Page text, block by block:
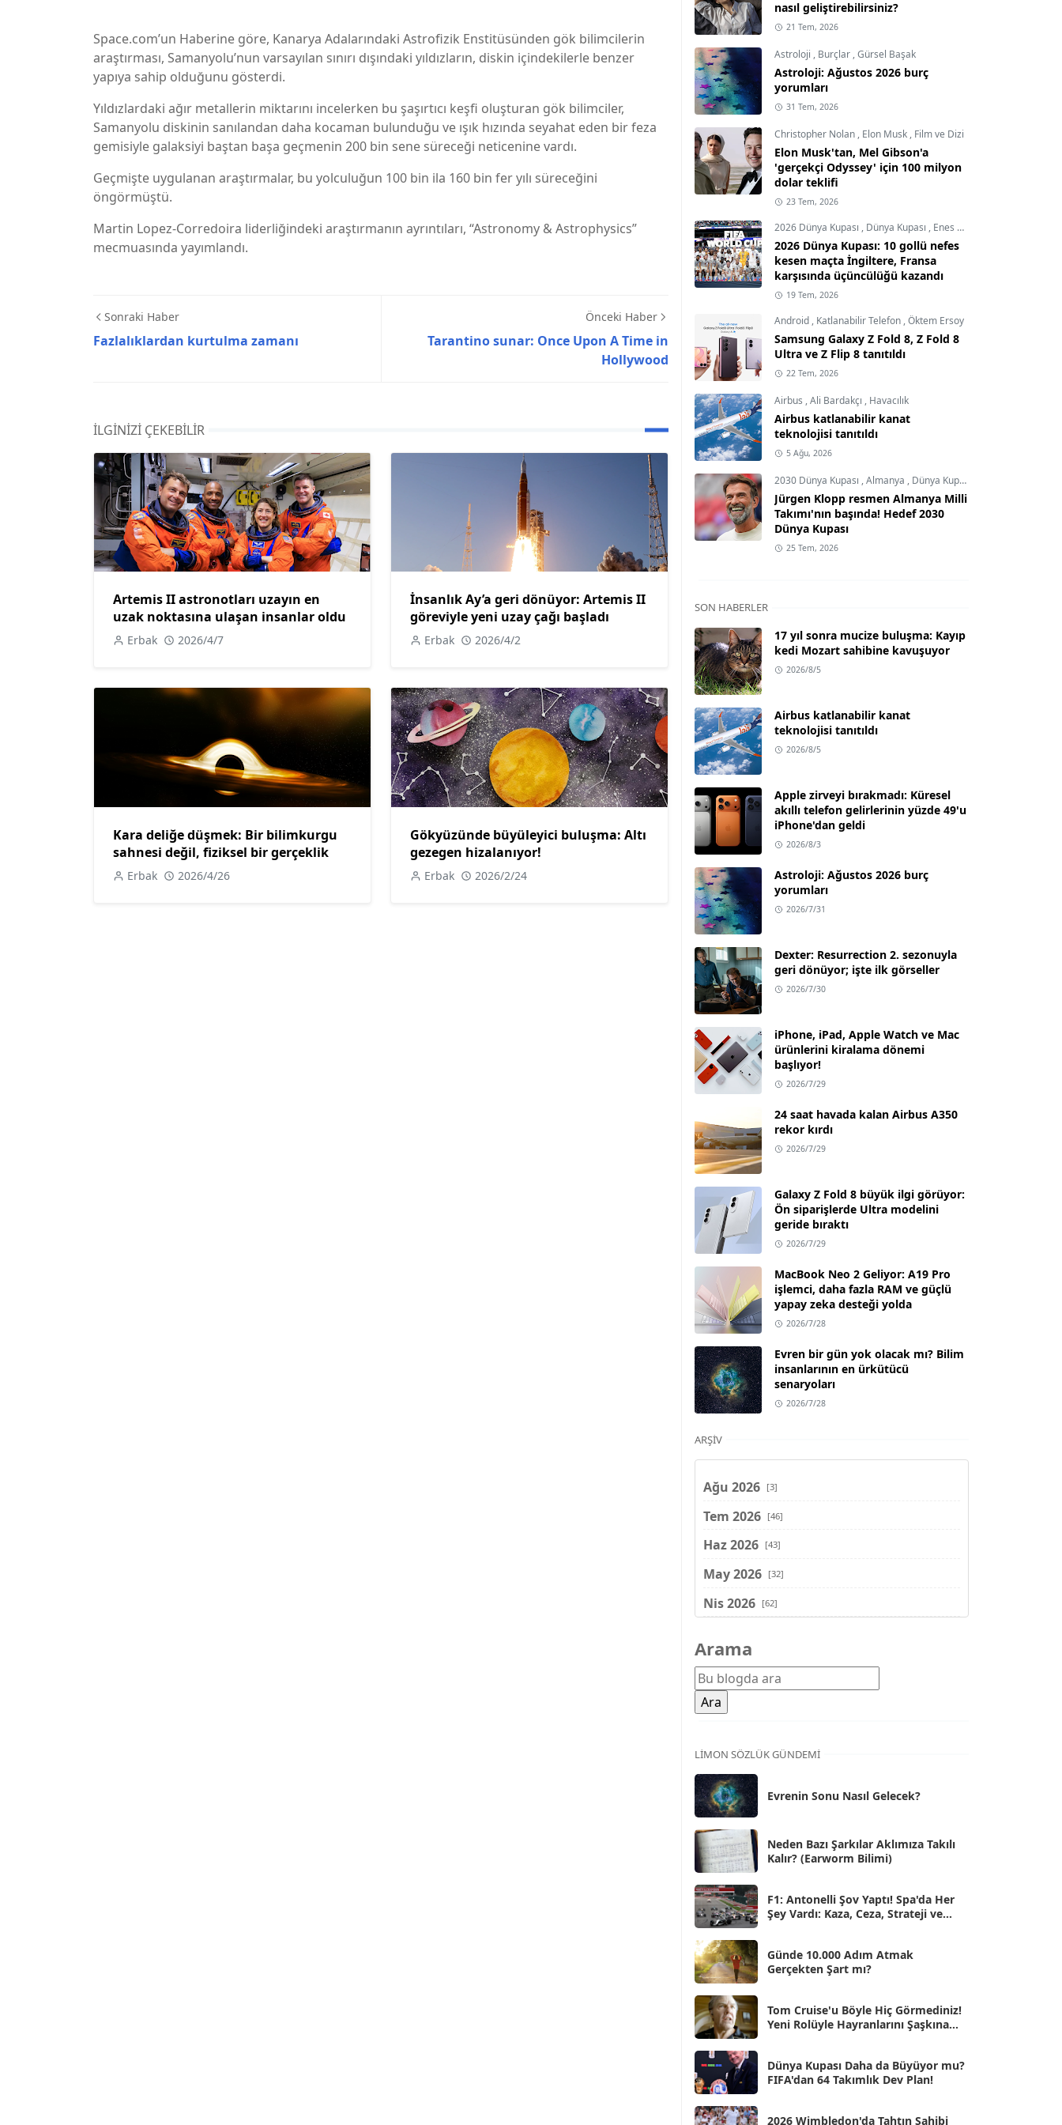
Space.com’un Haberine göre, Kanarya Adalarındaki Astrofizik Enstitüsünden gök bilimcilerin
araştırması, Samanyolu’nun varsayılan sınırı dışındaki yıldızların, diskin içindekilerle benzer
yapıya sahip olduğunu gösterdi.
Yıldızlardaki ağır metallerin miktarını incelerken bu şaşırtıcı keşfi oluşturan gök bilimciler,
Samanyolu diskinin sanılandan daha kocaman bulunduğu ve ışık hızında seyahat eden bir feza
gemisiyle galaksiyi baştan başa geçmenin 200 bin sene süreceği neticenine vardı.
Geçmişte uygulanan araştırmalar, bu yolculuğun 100 bin ila 160 bin fer yılı süreceğini
öngörmüştü.
Martin Lopez-Corredoira liderliğindeki araştırmanın ayrıntıları, “Astronomy & Astrophysics”
mecmuasında yayımlandı.
Sonraki Haber
Fazlalıklardan kurtulma zamanı
Önceki Haber
Tarantino sunar: Once Upon A Time in
Hollywood
İLGINIZI ÇEKEBILIR
Artemis II astronotları uzayın en
uzak noktasına ulaşan insanlar oldu
Erbak 2026/4/7
İnsanlık Ay’a geri dönüyor: Artemis II
göreviyle yeni uzay çağı başladı
Erbak 2026/4/2
Kara deliğe düşmek: Bir bilimkurgu
sahnesi değil, fiziksel bir gerçeklik
Erbak 2026/4/26
Gökyüzünde büyüleyici buluşma: Altı
gezegen hizalanıyor!
Erbak 2026/2/24
nasıl geliştirebilirsiniz?
21 Tem, 2026
Astroloji , Burçlar ,Gürsel Başak
Astroloji: Ağustos 2026 burç
yorumları
31 Tem, 2026
Christopher Nolan , Elon Musk , Film ve Dizi
Elon Musk'tan, Mel Gibson'a
'gerçekçi Odyssey' için 100 milyon
dolar teklifi
23 Tem, 2026
2026 Dünya Kupası , Dünya Kupası , Enes Demircioğlu
2026 Dünya Kupası: 10 gollü nefes
kesen maçta İngiltere, Fransa
karşısında üçüncülüğü kazandı
19 Tem, 2026
Android , Katlanabilir Telefon ,Öktem Ersoy
Samsung Galaxy Z Fold 8, Z Fold 8
Ultra ve Z Flip 8 tanıtıldı
22 Tem, 2026
Airbus ,Ali Bardakçı , Havacılık
Airbus katlanabilir kanat
teknolojisi tanıtıldı
5 Ağu, 2026
2030 Dünya Kupası ,Almanya , Dünya Kupası
Jürgen Klopp resmen Almanya Milli
Takımı'nın başında! Hedef 2030
Dünya Kupası
25 Tem, 2026
SON HABERLER
17 yıl sonra mucize buluşma: Kayıp
kedi Mozart sahibine kavuşuyor
2026/8/5
Airbus katlanabilir kanat
teknolojisi tanıtıldı
2026/8/5
Apple zirveyi bırakmadı: Küresel
akıllı telefon gelirlerinin yüzde 49'u
iPhone'dan geldi
2026/8/3
Astroloji: Ağustos 2026 burç
yorumları
2026/7/31
Dexter: Resurrection 2. sezonuyla
geri dönüyor; işte ilk görseller
2026/7/30
iPhone, iPad, Apple Watch ve Mac
ürünlerini kiralama dönemi
başlıyor!
2026/7/29
24 saat havada kalan Airbus A350
rekor kırdı
2026/7/29
Galaxy Z Fold 8 büyük ilgi görüyor:
Ön siparişlerde Ultra modelini
geride bıraktı
2026/7/29
MacBook Neo 2 Geliyor: A19 Pro
işlemci, daha fazla RAM ve güçlü
yapay zeka desteği yolda
2026/7/28
Evren bir gün yok olacak mı? Bilim
insanlarının en ürkütücü
senaryoları
2026/7/28
ARŞIV
Ağu 2026 [3]
Tem 2026 [46]
Haz 2026 [43]
May 2026 [32]
Nis 2026 [62]
Şub 2026
Oca 2026 [72]
Ara 2025
Kas 2025
Eki 2025
Eyl 2025
Ağu 2025
Tem 2025 [45]
Haz 2025
May 2025 [54]
Nis 2025 [56]
Mar 2025
Şub 2025 [57]
Oca 2025
Ara 2024 [25]
Kas 2024
Arama
LIMON SÖZLÜK GÜNDEMI
Evrenin Sonu Nasıl Gelecek?
Neden Bazı Şarkılar Aklımıza Takılı
Kalır? (Earworm Bilimi)
F1: Antonelli Şov Yaptı! Spa'da Her
Şey Vardı: Kaza, Ceza, Strateji ve
Günde 10.000 Adım Atmak
Gerçekten Şart mı?
Tom Cruise'u Böyle Hiç Görmediniz!
Yeni Rolüyle Hayranlarını Şaşkına
Dünya Kupası Daha da Büyüyor mu?
FIFA'dan 64 Takımlık Dev Plan!
2026 Wimbledon'da Tahtın Sahibi